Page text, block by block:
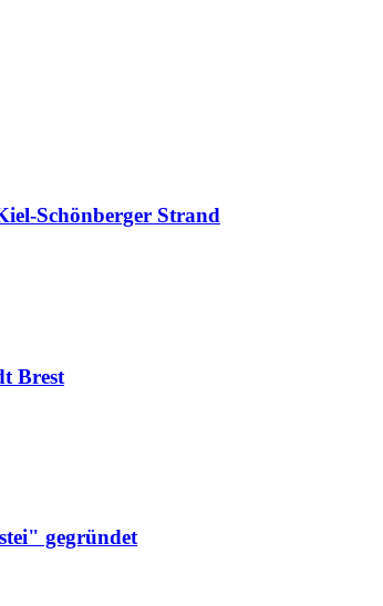
Schönberger Strand
Brest
gegründet